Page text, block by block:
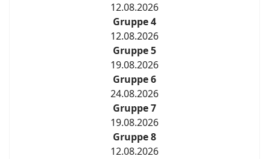
12.08.2026
Gruppe 4
12.08.2026
Gruppe 5
19.08.2026
Gruppe 6
24.08.2026
Gruppe 7
19.08.2026
Gruppe 8
12.08.2026